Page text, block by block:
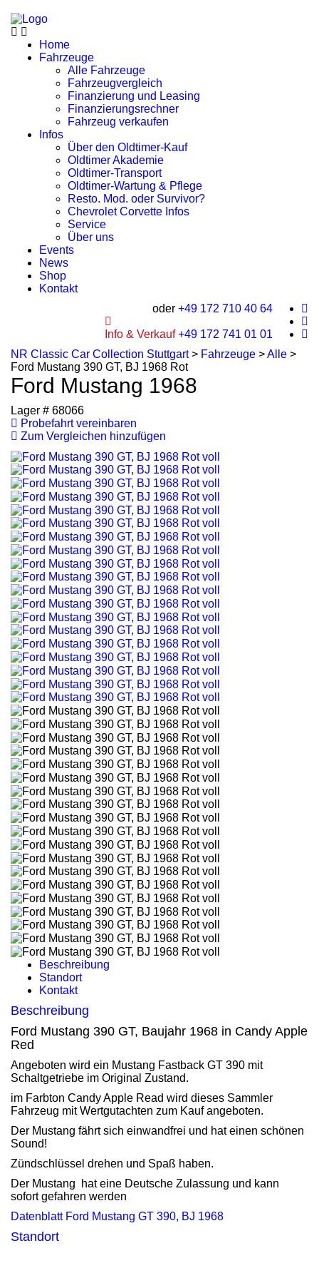
Home
Fahrzeuge
Alle Fahrzeuge
Fahrzeugvergleich
Finanzierung und Leasing
Finanzierungsrechner
Fahrzeug verkaufen
Infos
Über den Oldtimer-Kauf
Oldtimer Akademie
Oldtimer-Transport
Oldtimer-Wartung & Pflege
Resto. Mod. oder Survivor?
Chevrolet Corvette Infos
Service
Über uns
Events
News
Shop
Kontakt
oder +49 172 710 40 64
Info & Verkauf+49 172 741 01 01
NR Classic Car Collection Stuttgart> Fahrzeuge >Alle >
Ford Mustang 390 GT, BJ 1968 Rot
Ford Mustang 1968
Lager # 68066
Probefahrt vereinbaren
Zum Vergleichen hinzufügen
Beschreibung
Standort
Kontakt
Beschreibung
Ford Mustang 390 GT, Baujahr 1968 in Candy Apple
Red
Angeboten wird ein Mustang Fastback GT 390 mit
Schaltgetriebe im Original Zustand.
im Farbton Candy Apple Read wird dieses Sammler
Fahrzeug mit Wertgutachten zum Kauf angeboten.
Der Mustang fährt sich einwandfrei und hat einen schönen
Sound!
Zündschlüssel drehen und Spaß haben.
Der Mustang hat eine Deutsche Zulassung und kann
sofort gefahren werden
Datenblatt Ford Mustang GT 390, BJ 1968
Standort